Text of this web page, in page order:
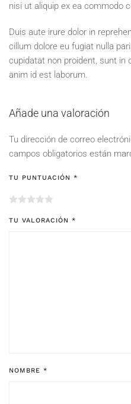
nisi ut aliquip ex ea commodo
Duis aute irure dolor in
cillum dolore eu fugiat nulla
cupidatat non proident, sunt in
anim id est laborum.
Añade una valoración
Tu dirección de correo
campos obligatorios están
TU PUNTUACIÓN *
TU VALORACIÓN *
NOMBRE *